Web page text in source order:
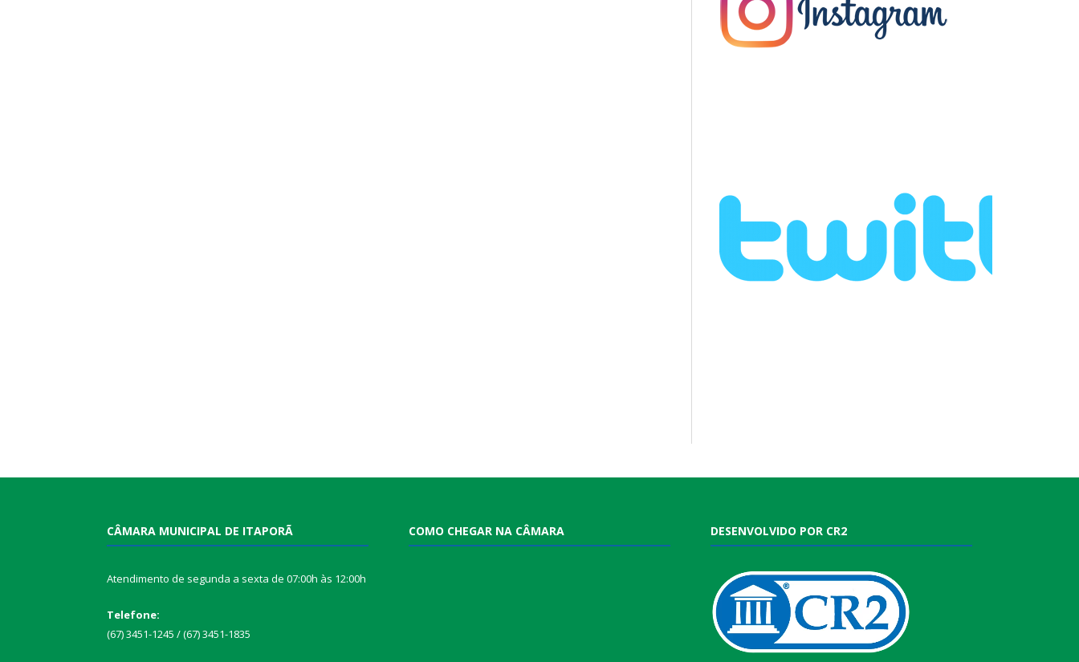
CÂMARA MUNICIPAL DE ITAPORÃ
Atendimento de segunda a sexta de 07:00h às 12:00h
Telefone:
(67) 3451-1245 / (67) 3451-1835
COMO CHEGAR NA CÂMARA DESENVOLVIDO POR CR2